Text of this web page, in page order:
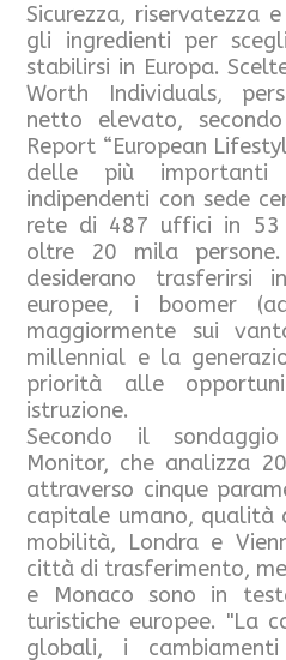
Sicurezza, riservatezza
gli ingredienti per
stabilirsi in Europa.
Worth Individuals,
netto elevato,
Report “European
delle più importanti
indipendenti con sede
rete di 487 uffici in 53
oltre 20 mila
desiderano trasferirsi
europee, i boomer
maggiormente sui
millennial e la
priorità alle
istruzione.
Secondo il
Monitor, che analizza
attraverso cinque
capitale umano, qualità
mobilità, Londra e
città di trasferimento,
e Monaco sono in
turistiche europee. "La
globali, i